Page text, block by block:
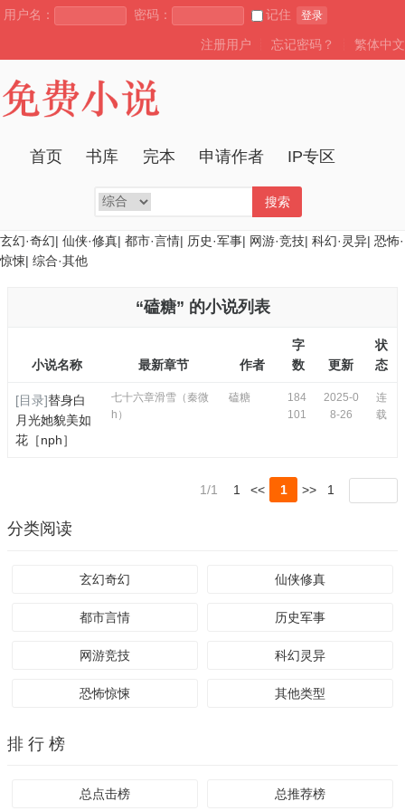
用户名： 密码： 记住 登录
注册用户 忘记密码？ 繁体中文
首页 书库 完本 申请作者 IP专区
搜索
玄幻·奇幻| 仙侠·修真| 都市·言情| 历史·军事| 网游·竞技| 科幻·灵异| 恐怖·
惊悚| 综合·其他
“磕糖” 的小说列表
小说名称 最新章节 作者
字
数
更新
状
态
[目录]替身白
月光她貌美如
花［nph］
七十六章滑雪（秦微
h）
磕糖
184
101
2025-0
8-26
连
载
1/1 1 << 1 >> 1
分类阅读
玄幻奇幻 仙侠修真
都市言情 历史军事
网游竞技 科幻灵异
恐怖惊悚 其他类型
排 行 榜
总点击榜 总推荐榜